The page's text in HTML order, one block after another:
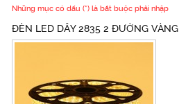
Những mục có dấu (*) là bắt buộc phải nhập
ĐÈN LED DÂY 2835 2 ĐƯỜNG VÀNG